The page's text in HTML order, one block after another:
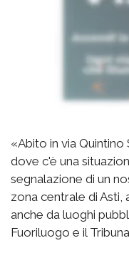
«Abito in via Quintino
dove c'è una
segnalazione di un
zona centrale di Asti,
anche da luoghi
Fuoriluogo e il